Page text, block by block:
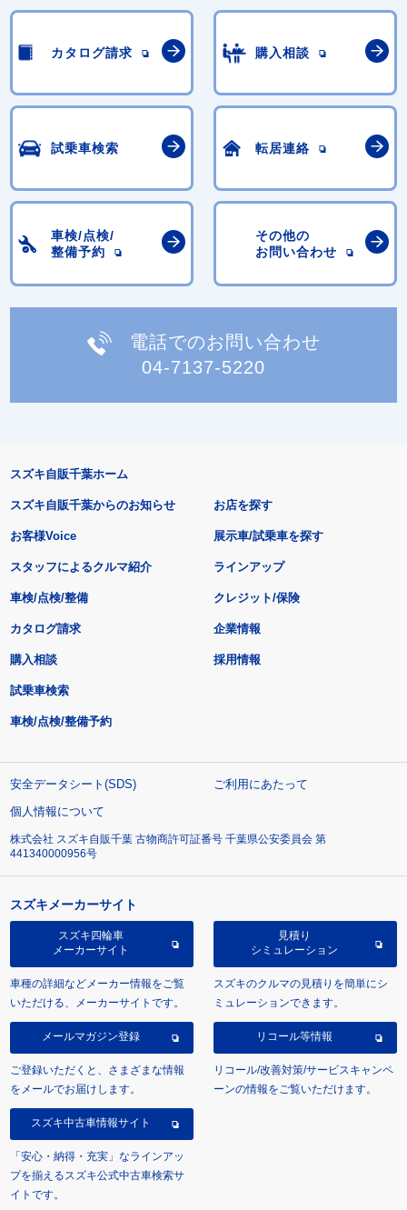
カタログ請求 購入相談
試乗車検索 転居連絡
車検/点検/
整備予約
その他の
お問い合わせ
電話でのお問い合わせ
04-7137-5220
スズキ自販千葉ホーム
スズキ自販千葉からのお知らせ
お客様Voice
スタッフによるクルマ紹介
お店を探す
展示車/試乗車を探す
ラインアップ
車検/点検/整備 クレジット/保険
カタログ請求
購入相談
試乗車検索
車検/点検/整備予約
企業情報
採用情報
安全データシート(SDS)
ご利用にあたって
個人情報について
株式会社 スズキ自販千葉 古物商許可証番号 千葉県公安委員会 第
441340000956号
スズキメーカーサイト
スズキ四輪車
メーカーサイト
車種の詳細などメーカー情報をご覧
いただける、メーカーサイトです。
見積り
シミュレーション
スズキのクルマの見積りを簡単にシ
ミュレーションできます。
メールマガジン登録
ご登録いただくと、さまざまな情報
をメールでお届けします。
リコール等情報
リコール/改善対策/サービスキャンペ
ーンの情報をご覧いただけます。
スズキ中古車情報サイト
「安心・納得・充実」なラインアッ
プを揃えるスズキ公式中古車検索サ
イトです。